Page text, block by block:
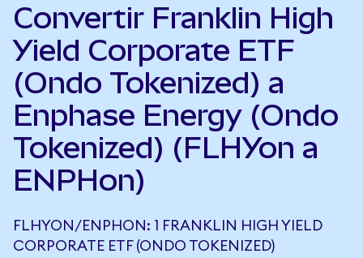
Convertir Franklin High
Yield Corporate ETF
(Ondo Tokenized) a
Enphase Energy (Ondo
Tokenized) (FLHYon a
ENPHon)
FLHYON/ENPHON: 1 FRANKLIN HIGH YIELD
CORPORATE ETF (ONDO TOKENIZED)